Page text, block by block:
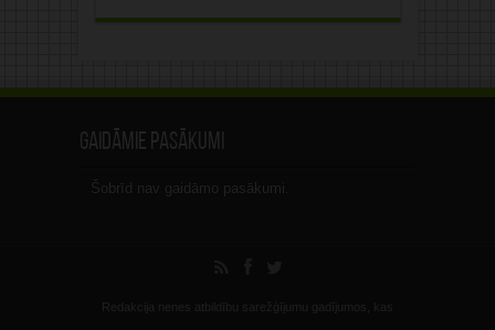
Gaidāmie pasākumi
Šobrīd nav gaidāmo pasākumi.